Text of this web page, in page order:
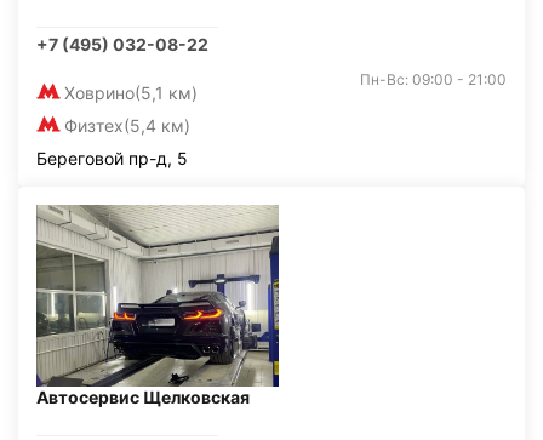
+7 (495) 032-08-22
Ховрино(5,1 км)
Физтех(5,4 км)
Пн-Вс: 09:00 - 21:00
Береговой пр-д, 5
Автосервис Щелковская